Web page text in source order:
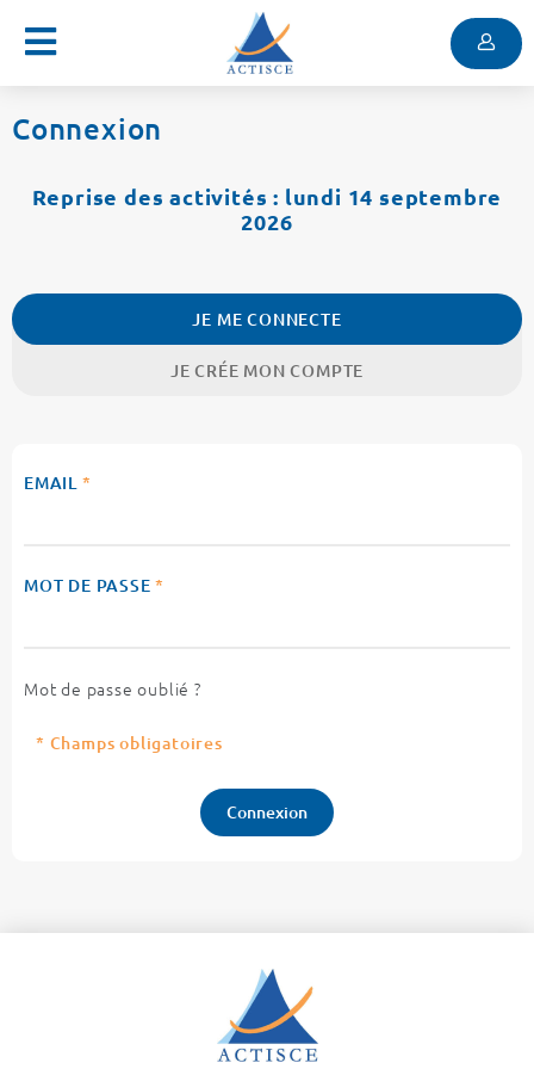
Menu
Connexion
Reprise des activités : lundi 14 septembre
2026
JE ME CONNECTE
JE CRÉE MON COMPTE
EMAIL *
MOT DE PASSE *
Mot de passe oublié ?
* Champs obligatoires